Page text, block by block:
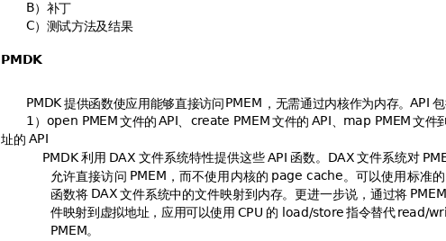
）补丁
）测试方法及结果
PMDK
 提供函数使应用能够直接访问  ，无需通过内核作为内存。 包
! ） "# 文件的   文件的  # 文件
址的 
 利 用 $ 文件系统特性提供这些  函数 。 $ 文件系统对
允许直接访问  而不使 用 内核的 #  可 以 使 用 标准的
函数将 $ 文件系统中的文件映射到 内存。 更进一步说， 通过将 
件映射到虚拟地址，应用可以使用 % 的 "&'" 指令替代 &'(
 。